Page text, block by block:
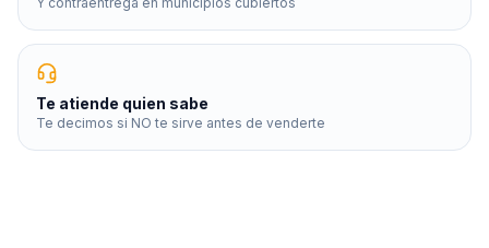
Te atiende quien sabe
Te decimos si NO te sirve antes de venderte